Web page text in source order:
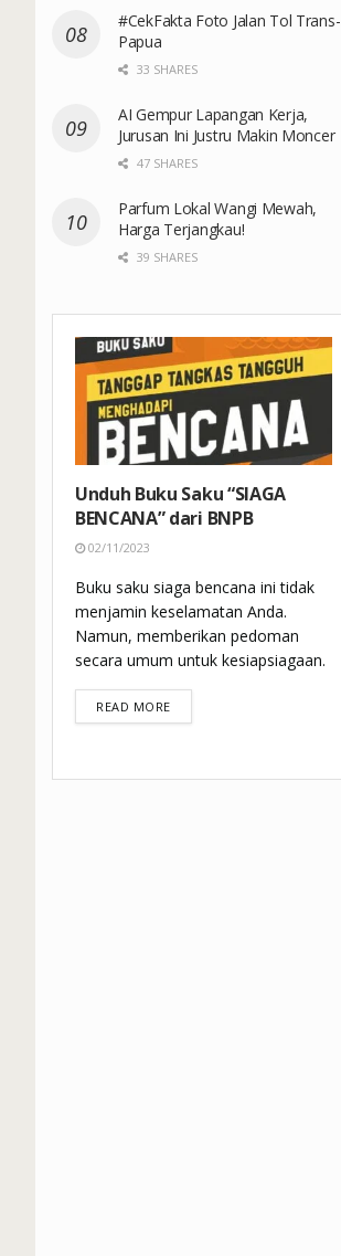
#CekFakta Foto Jalan Tol Trans-
Papua
33 SHARES
AI Gempur Lapangan Kerja,
Jurusan Ini Justru Makin Moncer
47 SHARES
Parfum Lokal Wangi Mewah,
Harga Terjangkau!
39 SHARES
Unduh Buku Saku “SIAGA
BENCANA” dari BNPB
02/11/2023
Buku saku siaga bencana ini tidak
menjamin keselamatan Anda.
Namun, memberikan pedoman
secara umum untuk kesiapsiagaan.
READ MOREDETAILS